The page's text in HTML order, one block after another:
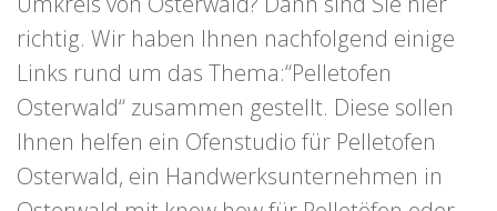
richtig. Wir haben Ihnen nachfolgend einige
Links rund um das Thema:“Pelletofen
Osterwald“ zusammen gestellt. Diese sollen
Ihnen helfen ein Ofenstudio für Pelletofen
Osterwald, ein Handwerksunternehmen in